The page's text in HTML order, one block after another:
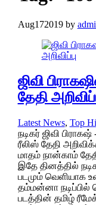
Aug172019by
ஜிவி
தேதி
Latest News, Top
நடிகர் ஜிவி
ரீலிஸ் தேதி
மாதம் நான்காம்
இதே தினத்தில்
படமும் வெளியாக
தம்மன்னா நடிப்பில்
படத்தின் தமிழ்